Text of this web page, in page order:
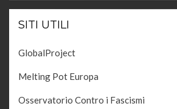
SITI UTILI
GlobalProject
Melting Pot Europa
Osservatorio Contro i Fascismi